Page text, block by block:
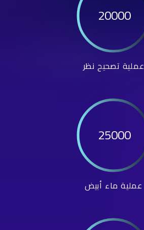
20000
عملية تصحيح نظر
25000
عملية ماء أبيض